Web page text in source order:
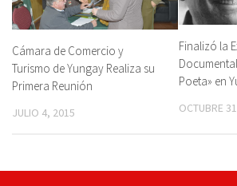
Cámara de Comercio y
Turismo de Yungay Realiza su
Primera Reunión
JULIO 4, 2015
Finalizó la
Poeta» en
OCTUBRE